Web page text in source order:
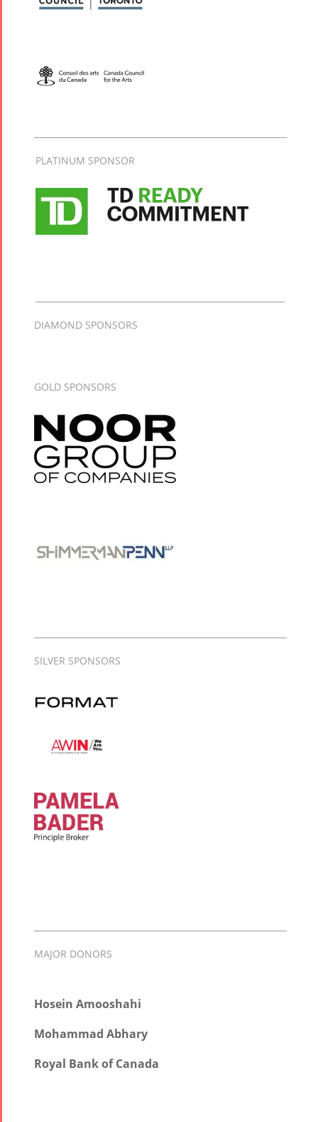
PLATINUM SPONSOR
DIAMOND SPONSORS
GOLD SPONSORS
SILVER SPONSORS
MAJOR DONORS
Hosein Amooshahi
Mohammad Abhary
Royal Bank of Canada